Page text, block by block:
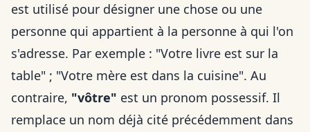
est utilisé pour désigner une chose ou une
personne qui appartient à la personne à qui l'on
s'adresse. Par exemple : "Votre livre est sur la
table" ; "Votre mère est dans la cuisine". Au
contraire, "vôtre" est un pronom possessif. Il
remplace un nom déjà cité précédemment dans